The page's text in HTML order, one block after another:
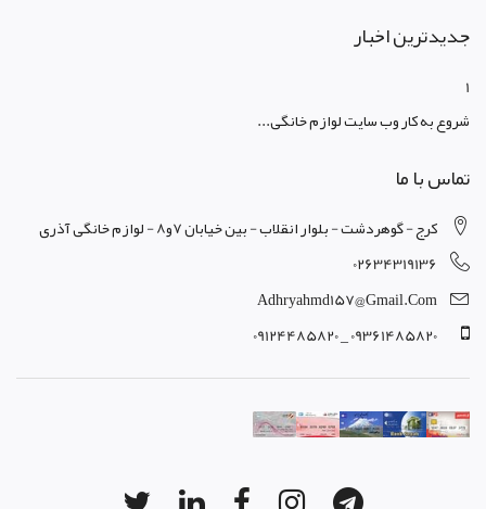
جدیدترین اخبار
1
شروع به کار وب سایت لوازم خانگی...
تماس با ما
کرج - گوهردشت - بلوار انقلاب - بین خیابان 7و8 - لوازم خانگی آذری
02634319136
Adhryahmd157@gmail.com
09361485820 _ 09124485820